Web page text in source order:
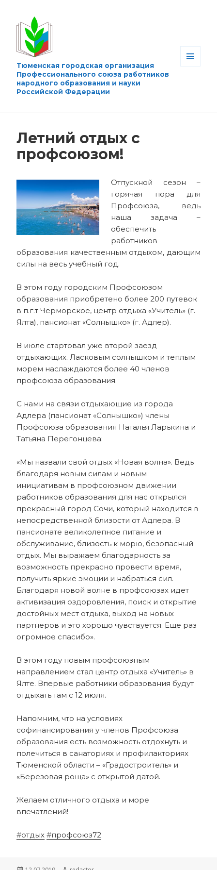
Тюменская городская организация
Профессионального союза работников
народного образования и науки
Российской Федерации
Летний отдых с
профсоюзом!
Отпускной сезон –
горячая пора для
Профсоюза, ведь
наша задача –
обеспечить
работников
образования качественным отдыхом, дающим
силы на весь учебный год.
В этом году городским Профсоюзом
образования приобретено более 200 путевок
в п.г.т Черморское, центр отдыха «Учитель» (г.
Ялта), пансионат «Солнышко» (г. Адлер).
В июле стартовал уже второй заезд
отдыхающих. Ласковым солнышком и теплым
морем наслаждаются более 40 членов
профсоюза образования.
С нами на связи отдыхающие из города
Адлера (пансионат «Солнышко») члены
Профсоюза образования Наталья Ларькина и
Татьяна Перегонцева:
«Мы назвали свой отдых «Новая волна». Ведь
благодаря новым силам и новым
инициативам в профсоюзном движении
работников образования для нас открылся
прекрасный город Сочи, который находится в
непосредственной близости от Адлера. В
пансионате великолепное питание и
обслуживание, близость к морю, безопасный
отдых. Мы выражаем благодарность за
возможность прекрасно провести время,
получить яркие эмоции и набраться сил.
Благодаря новой волне в профсоюзах идет
активизация оздоровления, поиск и открытие
достойных мест отдыха, выход на новых
партнеров и это хорошо чувствуется. Еще раз
огромное спасибо».
В этом году новым профсоюзным
направлением стал центр отдыха «Учитель» в
Ялте. Впервые работники образования будут
отдыхать там с 12 июля.
Напомним, что на условиях
софинансирования у членов Профсоюза
образования есть возможность отдохнуть и
полечиться в санаториях и профилакториях
Тюменской области – «Градостроитель» и
«Березовая роща» с открытой датой.
Желаем отличного отдыха и море
впечатлений!
#отдых #профсоюз72